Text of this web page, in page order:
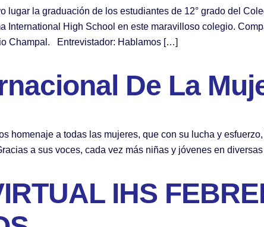
lugar la graduación de los estudiantes de 12° grado del
International High School en este maravilloso colegio.
Champal. Entrevistador: Hablamos […]
De La
homenaje a todas las mujeres, que con su lucha y
a sus voces, cada vez más niñas y jóvenes en
IHS